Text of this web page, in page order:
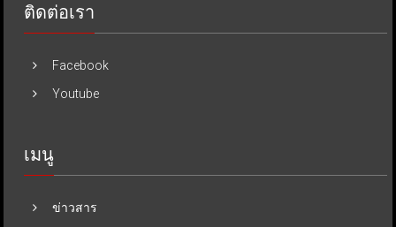
ติดต่อเรา
Facebook
Youtube
เมนู
ข่าวสาร